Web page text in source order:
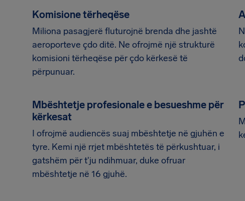
Komisione tërheqëse
Miliona pasagjerë fluturojnë brenda dhe jashtë
aeroporteve çdo ditë. Ne ofrojmë një strukturë
komisioni tërheqëse për çdo kërkesë të
përpunuar.
Mbështetje profesionale e besueshme për
kërkesat
I ofrojmë audiencës suaj mbështetje në gjuhën e
tyre. Kemi një rrjet mbështetës të përkushtuar, i
gatshëm për t'ju ndihmuar, duke ofruar
mbështetje në 16 gjuhë.